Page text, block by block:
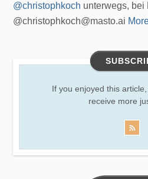
@christophkoch unterwegs, bei
@christophkoch@masto.ai
If you enjoyed this
receive more